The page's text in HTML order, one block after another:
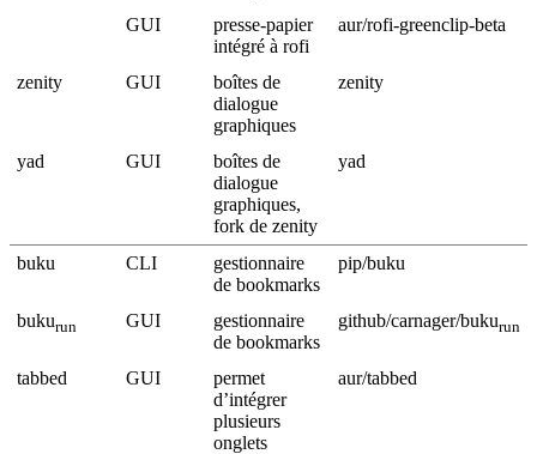
GUI
presse-papier
intégré à rofi
aur/rofi-greenclip-beta
zenity GUI
boîtes de
dialogue
graphiques
zenity
yad GUI
boîtes de
dialogue
graphiques,
fork de zenity
yad
buku CLI
gestionnaire
de bookmarks
pip/buku
bukurun GUI
gestionnaire
de bookmarks
github/carnager/bukurun
tabbed GUI
permet
d’intégrer
plusieurs
onglets
aur/tabbed